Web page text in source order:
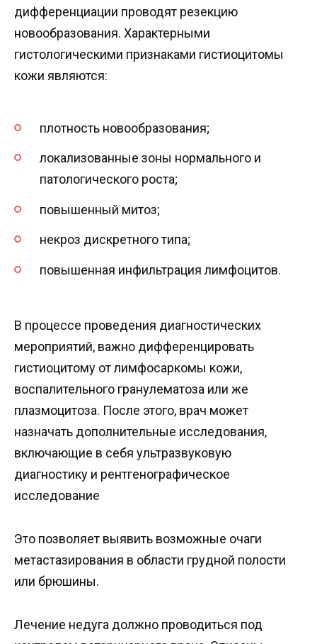
дифференциации проводят резекцию
новообразования. Характерными
гистологическими признаками гистиоцитомы
кожи являются:
плотность новообразования;
локализованные зоны нормального и
патологического роста;
повышенный митоз;
некроз дискретного типа;
повышенная инфильтрация лимфоцитов.
В процессе проведения диагностических
мероприятий, важно дифференцировать
гистиоцитому от лимфосаркомы кожи,
воспалительного гранулематоза или же
плазмоцитоза. После этого, врач может
назначать дополнительные исследования,
включающие в себя ультразвуковую
диагностику и рентгенографическое
исследование
Это позволяет выявить возможные очаги
метастазирования в области грудной полости
или брюшины.
Лечение недуга должно проводиться под